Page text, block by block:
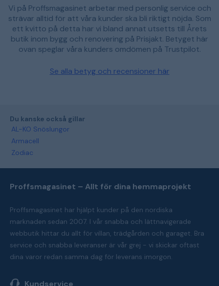
Vi på Proffsmagasinet arbetar med personlig service och
strävar alltid för att våra kunder ska bli riktigt nöjda. Som
ett kvitto på detta har vi bland annat utsetts till Årets
butik inom bygg och renovering på Prisjakt. Betyget här
ovan speglar våra kunders omdömen på Trustpilot.
Se alla betyg och recensioner här
Du kanske också gillar
AL-KO Snöslungor
Armacell
Zodiac
Proffsmagasinet – Allt för dina hemmaprojekt
Proffsmagasinet har hjälpt kunder på den nordiska
marknaden sedan 2007. I vår snabba och lättnavigerade
webbutik hittar du allt för villan, trädgården och garaget. Bra
service och snabba leveranser är vår grej - vi skickar oftast
dina varor redan samma dag för leverans imorgon.
Kundservice